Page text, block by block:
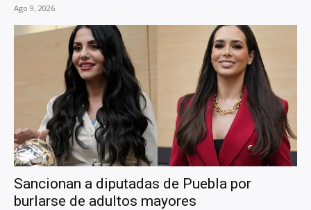
Ago 9, 2026
Sancionan a diputadas de Puebla por
burlarse de adultos mayores